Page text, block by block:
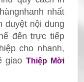
nhất
duyệt nội dung
đến trực tiếp
cho nhanh,
giaoThiệp Mời